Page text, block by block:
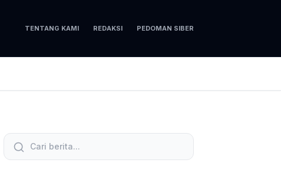
TENTANG KAMI REDAKSI PEDOMAN SIBER